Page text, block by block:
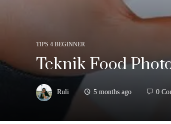
TIPS 4 BEGINNER
Teknik Food
Ruli 5 months ago 0